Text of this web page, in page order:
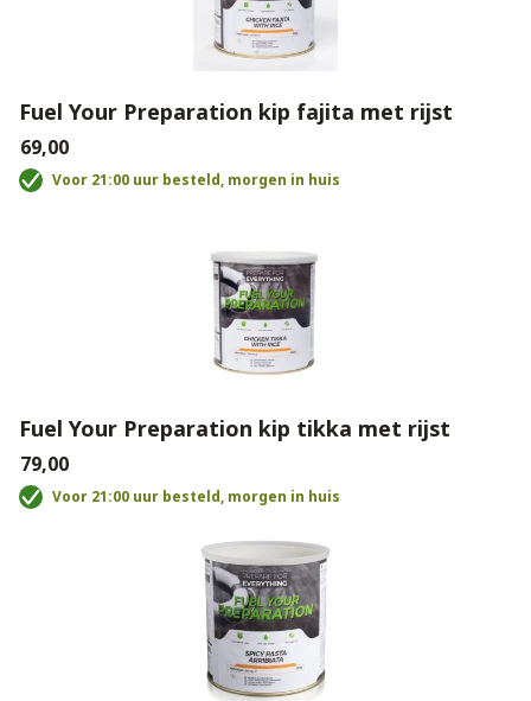
Fuel Your Preparation kip fajita met rijst
€69,00
Voor 21:00 uur besteld, morgen in huis
Fuel Your Preparation kip tikka met rijst
€79,00
Voor 21:00 uur besteld, morgen in huis